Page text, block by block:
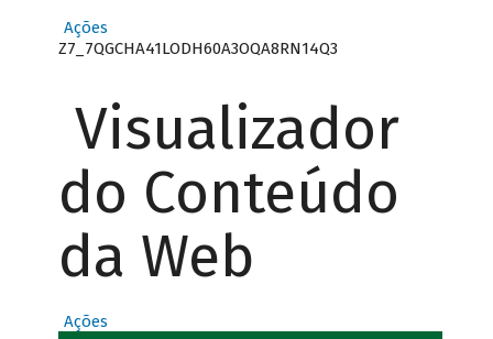
Ações
Z7_7QGCHA41LODH60A3OQA8RN14Q3
Visualizador
do Conteúdo
da Web
Ações